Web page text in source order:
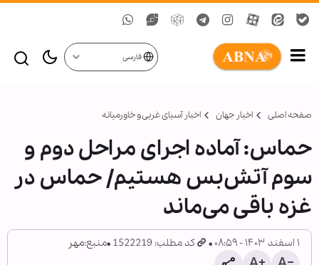
فارسی
صفحه اصلی اخبار جهان اخبار آسیای غربی و خاورمیانه
حماس: آماده اجرای مراحل دوم و
سوم آتش‌بس هستیم/ حماس در
غزه باقی می‌ماند
۱ اسفند ۱۴۰۳ - ۰۸:۵۹ کد مطلب: 1522219 منبع:مهر